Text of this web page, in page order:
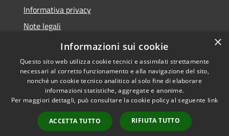
Informativa privacy
Note legali
Dichiarazione di accessibilità
Accessibilità
Copyright © 2026 • Comune di
Cuasso al Monte • Powered by
Municipium•
Accesso
redazione
×
Informazioni sui cookie
Questo sito web utilizza cookie tecnici e assimilati strettamente
necessari al corretto funzionamento e alla navigazione del sito,
nonché un cookie tecnico analitico al solo fine di elaborare
informazioni statistiche, aggregate e anonime.
Per maggiori dettagli, può consultare la cookie policy al seguente link
ACCETTA TUTTO RIFIUTA TUTTO